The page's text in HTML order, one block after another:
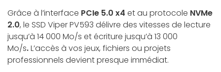
Grâce à l’interface PCIe 5.0 x4 et au protocole NVMe
2.0, le SSD Viper PV593 délivre des vitesses de lecture
jusqu’à 14 000 Mo/s et écriture jusqu’à 13 000
Mo/s.L’accès à vos jeux, fichiers ou projets
professionnels devient presque immédiat.